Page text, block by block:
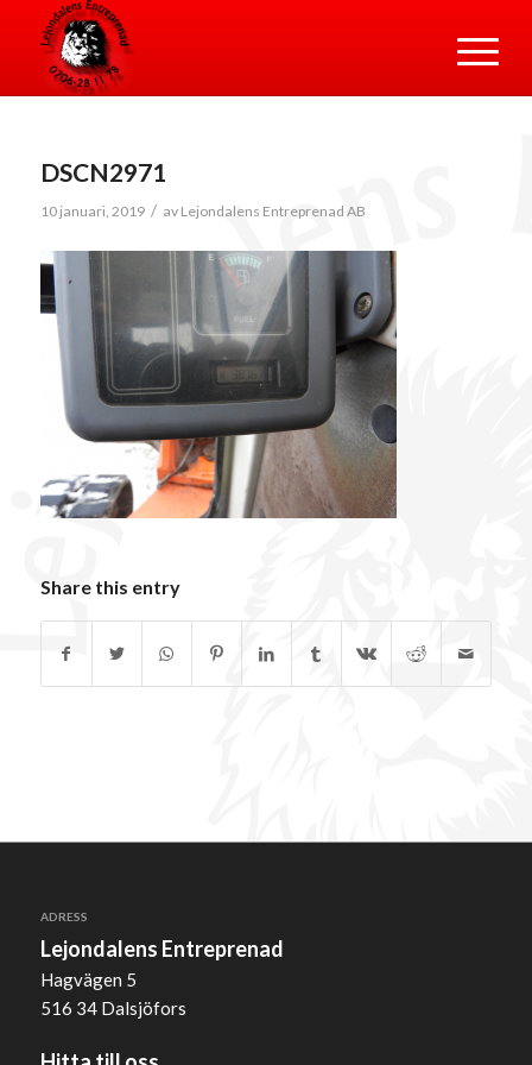
DSCN2971
10 januari, 2019 / av Lejondalens Entreprenad AB
Share this entry
ADRESS
Lejondalens Entreprenad
Hagvägen 5
516 34 Dalsjöfors